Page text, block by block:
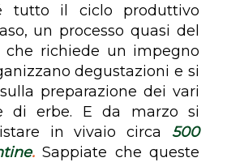
tutto il ciclo produttivo
un processo quasi del
richiede un impegno
degustazioni e si
preparazione dei vari
di erbe. E da marzo si
in vivaio circa
500
.Sappiate che queste